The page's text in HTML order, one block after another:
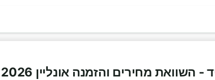
מחירים והזמנה אונליין 2026